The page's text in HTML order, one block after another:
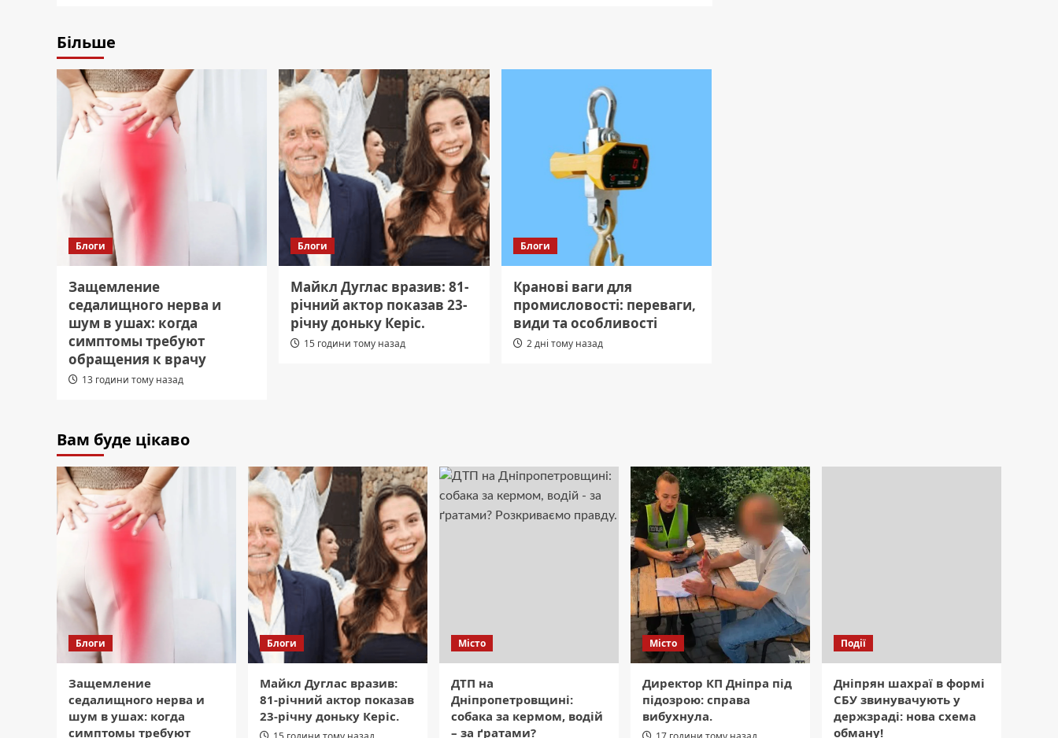
Більше
Блоги
Защемление
седалищного нерва и
шум в ушах: когда
симптомы требуют
обращения к врачу
13 години тому назад
Блоги
Майкл Дуглас вразив: 81-
річний актор показав 23-
річну доньку Керіс.
15 години тому назад
Блоги
Кранові ваги для
промисловості: переваги,
види та особливості
2 дні тому назад
Вам буде цікаво
Блоги
Защемление
седалищного нерва и
шум в ушах: когда
симптомы требуют
Блоги
Майкл Дуглас вразив:
81-річний актор показав
23-річну доньку Керіс.
Місто
ДТП на
Дніпропетровщині:
собака за кермом, водій
– за ґратами?
Місто
Директор КП Дніпра під
підозрою: справа
вибухнула.
Події
Дніпрян шахраї в формі
СБУ звинувачують у
держзраді: нова схема
обману!